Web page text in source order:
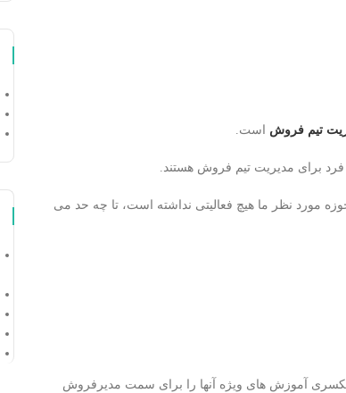
تیم فروش است.
برای مدیریت تیم فروش هستند.
مورد نظر ما هیچ فعالیتی نداشته است، تا چه حد می
آموزش های ویژه آنها را برای سمت مدیرفروش